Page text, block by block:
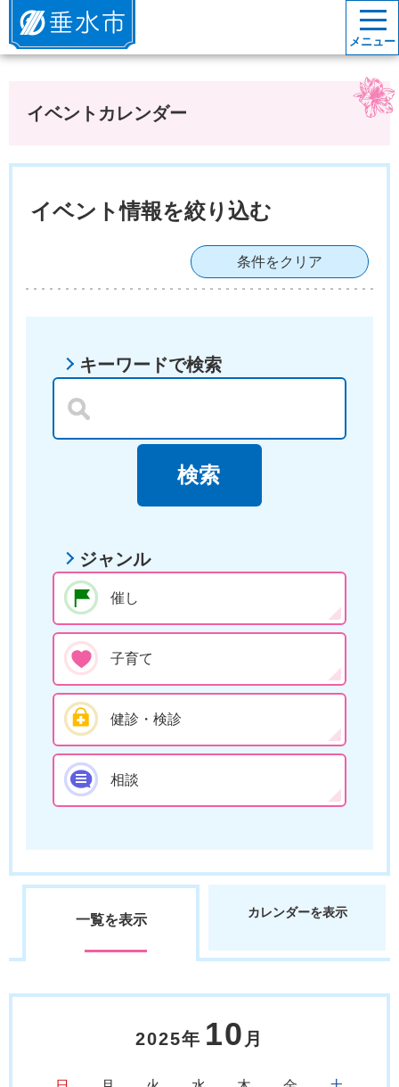
垂水市
メニュー
イベントカレンダー
イベント情報を絞り込む
条件をクリア
キーワードで検索
ジャンル
催し
子育て
健診・検診
相談
一覧を表示 カレンダーを表示
2025年 10 月